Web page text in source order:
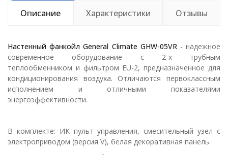
Описание Характеристики Отзывы
Настенный фанкойлGeneral Climate GHW-05VR- надежное
современное оборудование с 2-х трубным
теплообменником и фильтром EU-2, предназначенное для
кондиционирования воздуха. Отличаются первоклассным
исполнением и отличными показателями
энергоэффективности.
В комплекте: ИК пульт управления, смесительный узел с
электроприводом (версия V), белая декоративная панель.